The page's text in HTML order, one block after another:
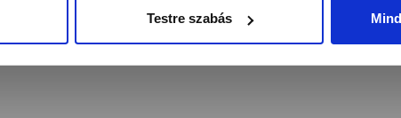
Testre szabás
szerinti megfelelő tájékoztatás birtokában teszem